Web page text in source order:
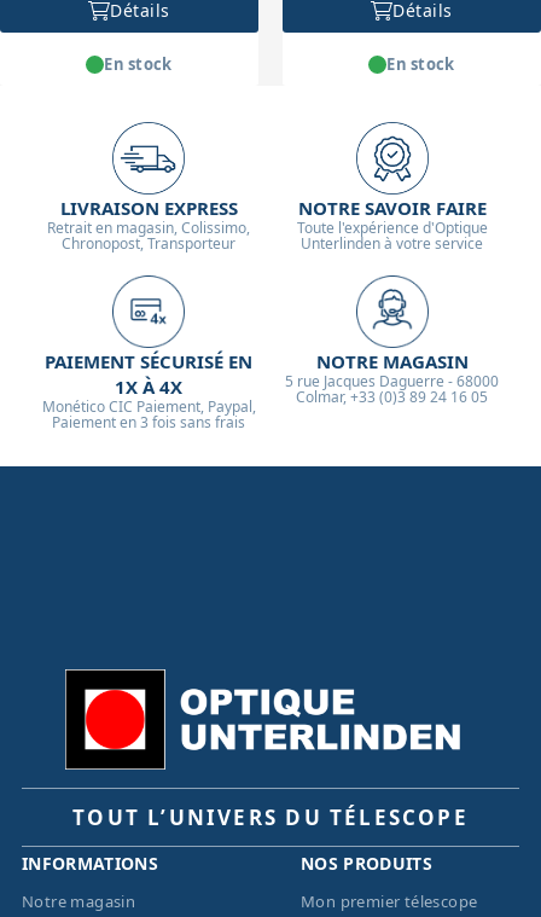
Détails
En stock
Détails
En stock
LIVRAISON EXPRESS
Retrait en magasin, Colissimo,
Chronopost, Transporteur
NOTRE SAVOIR FAIRE
Toute l'expérience d'Optique
Unterlinden à votre service
PAIEMENT SÉCURISÉ EN
1X À 4X
Monético CIC Paiement, Paypal,
Paiement en 3 fois sans frais
NOTRE MAGASIN
5 rue Jacques Daguerre - 68000
Colmar, +33 (0)3 89 24 16 05
TOUT L’UNIVERS DU TÉLESCOPE
INFORMATIONS
Notre magasin
NOS PRODUITS
Mon premier télescope